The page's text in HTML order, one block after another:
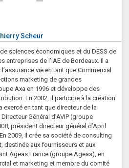
Scheur
sciences économiques et du DESS de
entreprises de l’IAE de Bordeaux. Il a
vie en tant que Commercial
marketing de grandes
Axa en 1996 et développe des
En 2002, il participe à la création
exercé en tant que directeur de la
Général d’AVIP (groupe
président directeur général d’April
2009, il crée sa société de consulting
destinée aux fournisseurs et aux
Ageas France (groupe Ageas), en
et marketing et membre du comité